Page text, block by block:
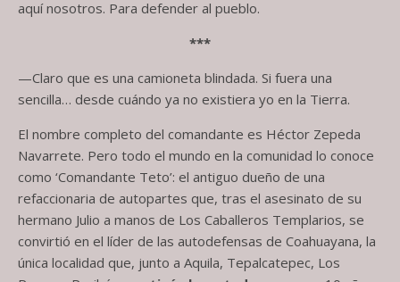
aquí nosotros. Para defender al pueblo.
***
—Claro que es una camioneta blindada. Si fuera una
sencilla… desde cuándo ya no existiera yo en la Tierra.
El nombre completo del comandante es Héctor Zepeda
Navarrete. Pero todo el mundo en la comunidad lo conoce
como ‘Comandante Teto’: el antiguo dueño de una
refaccionaria de autopartes que, tras el asesinato de su
hermano Julio a manos de Los Caballeros Templarios, se
convirtió en el líder de las autodefensas de Coahuayana, la
única localidad que, junto a Aquila, Tepalcatepec, Los